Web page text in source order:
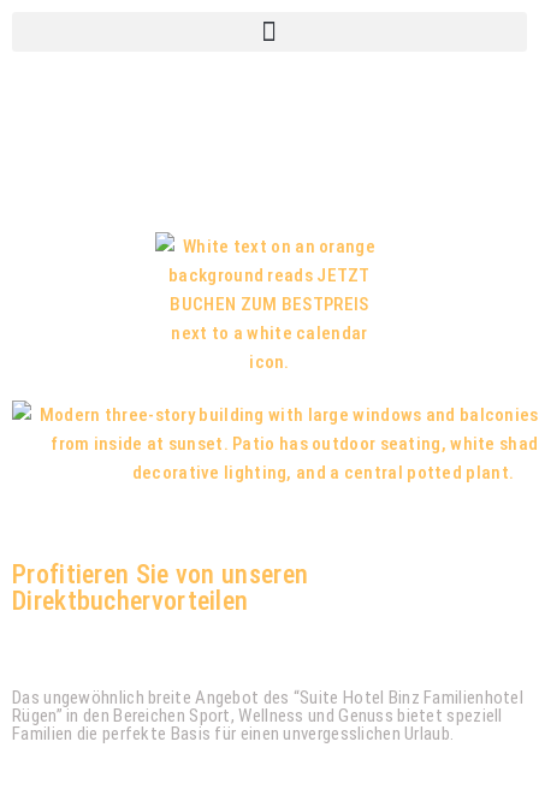
Profitieren Sie von unseren
Direktbuchervorteilen
Das ungewöhnlich breite Angebot des “Suite Hotel Binz Familienhotel
Rügen” in den Bereichen Sport, Wellness und Genuss bietet speziell
Familien die perfekte Basis für einen unvergesslichen Urlaub.